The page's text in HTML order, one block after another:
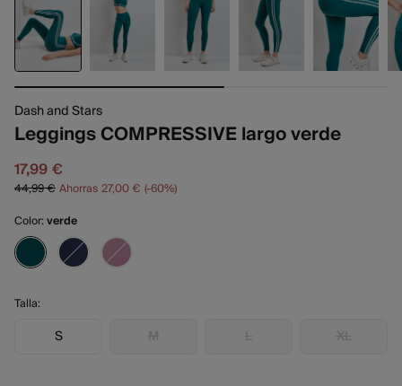
Dash and Stars
Leggings COMPRESSIVE largo verde
17,99 €
44,99 €Ahorras27,00 € 60
Color:verde
Talla:
S M L XL